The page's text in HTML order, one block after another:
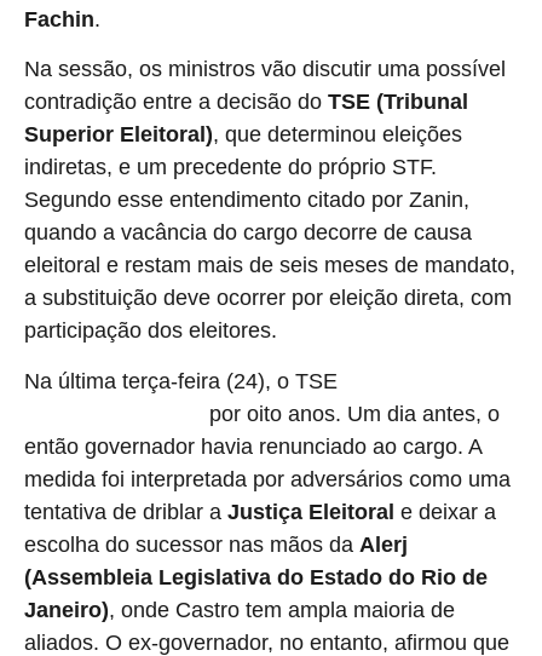
Fachin.
Na sessão, os ministros vão discutir uma possível
contradição entre a decisão do TSE (Tribunal
Superior Eleitoral), que determinou eleições
indiretas, e um precedente do próprio STF.
Segundo esse entendimento citado por Zanin,
quando a vacância do cargo decorre de causa
eleitoral e restam mais de seis meses de mandato,
a substituição deve ocorrer por eleição direta, com
participação dos eleitores.
Na última terça-feira (24), o TSE
por oito anos. Um dia antes, o
então governador havia renunciado ao cargo. A
medida foi interpretada por adversários como uma
tentativa de driblar a Justiça Eleitoral e deixar a
escolha do sucessor nas mãos da Alerj
(Assembleia Legislativa do Estado do Rio de
Janeiro), onde Castro tem ampla maioria de
aliados. O ex-governador, no entanto, afirmou que